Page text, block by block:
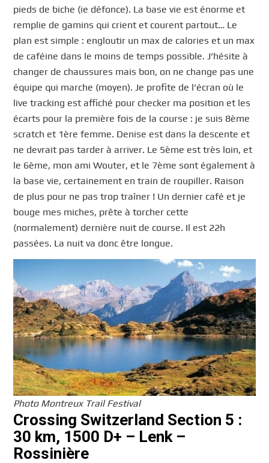
pieds de biche (ie défonce). La base vie est énorme et
remplie de gamins qui crient et courent partout… Le
plan est simple : engloutir un max de calories et un max
de caféine dans le moins de temps possible. J’hésite à
changer de chaussures mais bon, on ne change pas une
équipe qui marche (moyen). Je profite de l’écran où le
live tracking est affiché pour checker ma position et les
écarts pour la première fois de la course : je suis 8ème
scratch et 1ère femme. Denise est dans la descente et
ne devrait pas tarder à arriver. Le 5ème est très loin, et
le 6ème, mon ami Wouter, et le 7ème sont également à
la base vie, certainement en train de roupiller. Raison
de plus pour ne pas trop traîner ! Un dernier café et je
bouge mes miches, prête à torcher cette
(normalement) dernière nuit de course. Il est 22h
passées. La nuit va donc être longue.
Photo Montreux Trail Festival
Crossing Switzerland Section 5 :
30 km, 1500 D+ – Lenk –
Rossinière